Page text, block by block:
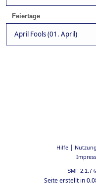
Feiertage
April Fools (01. April)
Hilfe|
SMF 2.1.7
Seite erstellt in